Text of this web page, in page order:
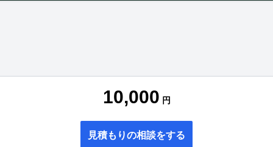
10,000 円
見積もりの相談をする